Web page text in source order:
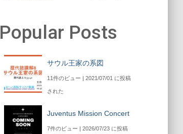
Popular Posts
サウル王家の系図
11件のビュー 2021/07/01 に投稿
された
Juventus Mission Concert
7件のビュー 2026/07/23 に投稿